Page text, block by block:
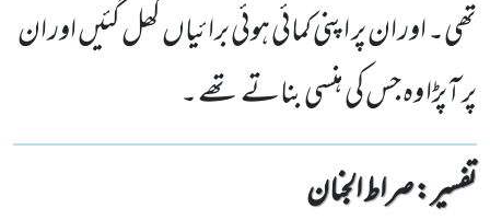
تھی۔ اور ان پر اپنی کمائی ہوئی برائیاں کھل گئیں اور ان
پر آپڑا وہ جس کی ہنسی بناتے تھے ۔
تفسیر : ‎صراط الجنان